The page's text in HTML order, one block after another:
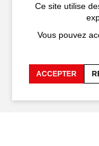
+33 (0)4 90 27 66 50
Accessibilité
Recrutements et
Ce site utilise
Vous pouvez
ACCEPTER